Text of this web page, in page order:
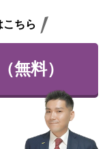
ちら
無料）